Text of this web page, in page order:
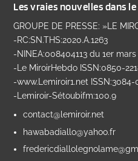
Les vraies nouvelles dans
GROUPE DE PRESSE: »LE
-RC:SN.THS:2020.A.1263
-NINEA:008404113 du 1er mars
-Le MiroirHebdo ISSN:0850-
-www.Lemiroir1.net
-Lemiroir-Sétoubifm:100.9
contact@lemiroir.net
hawabadiallo@yahoo.fr